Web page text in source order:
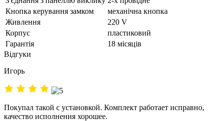
Кнопка керування замком
механічна кнопка
Живлення
220 V
Корпус
пластиковий
Гарантія
18 місяців
Відгуки
Игорь
Покупал такой с установкой. Комплект работает исправно,
качество исполнения хорошее.